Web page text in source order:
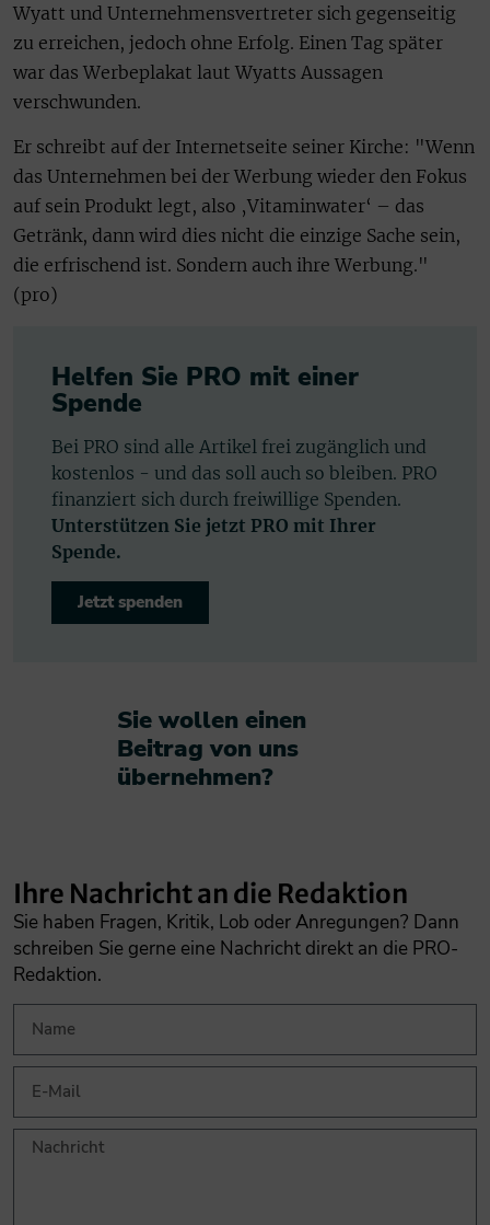
Wyatt und Unternehmensvertreter sich gegenseitig
zu erreichen, jedoch ohne Erfolg. Einen Tag später
war das Werbeplakat laut Wyatts Aussagen
verschwunden.
Er schreibt auf der Internetseite seiner Kirche: "Wenn
das Unternehmen bei der Werbung wieder den Fokus
auf sein Produkt legt, also ‚Vitaminwater‘ – das
Getränk, dann wird dies nicht die einzige Sache sein,
die erfrischend ist. Sondern auch ihre Werbung."
(pro)
Helfen Sie PRO mit einer
Spende
Bei PRO sind alle Artikel frei zugänglich und
kostenlos - und das soll auch so bleiben. PRO
finanziert sich durch freiwillige Spenden.
Unterstützen Sie jetzt PRO mit Ihrer
Spende.
Jetzt spenden
Sie wollen einen
Beitrag von uns
übernehmen?​
Ihre Nachricht an die Redaktion
Sie haben Fragen, Kritik, Lob oder Anregungen? Dann
schreiben Sie gerne eine Nachricht direkt an die PRO-
Redaktion.